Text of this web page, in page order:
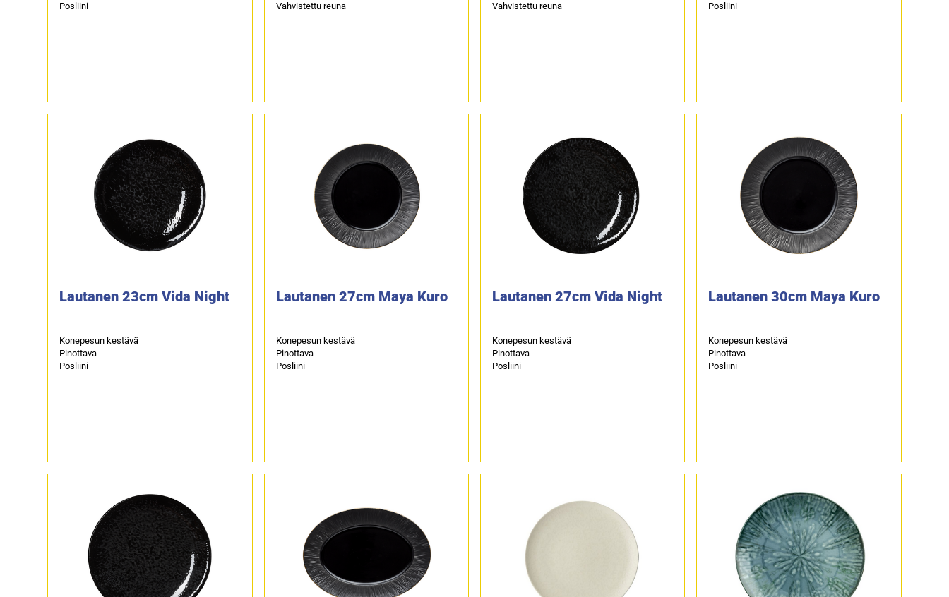
Posliini
Vahvistettu reuna
Vahvistettu reuna
Posliini
Lautanen 23cm Vida Night
Konepesun kestävä
Pinottava
Posliini
Lautanen 27cm Maya Kuro
Konepesun kestävä
Pinottava
Posliini
Lautanen 27cm Vida Night
Konepesun kestävä
Pinottava
Posliini
Lautanen 30cm Maya Kuro
Konepesun kestävä
Pinottava
Posliini